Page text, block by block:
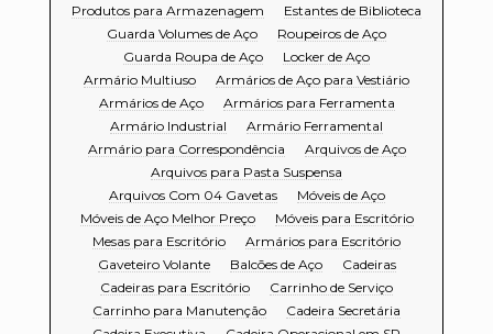
Produtos para Armazenagem
Estantes de Biblioteca
Guarda Volumes de Aço
Roupeiros de Aço
Guarda Roupa de Aço
Locker de Aço
Armário Multiuso
Armários de Aço para Vestiário
Armários de Aço
Armários para Ferramenta
Armário Industrial
Armário Ferramental
Armário para Correspondência
Arquivos de Aço
Arquivos para Pasta Suspensa
Arquivos Com 04 Gavetas
Móveis de Aço
Móveis de Aço Melhor Preço
Móveis para Escritório
Mesas para Escritório
Armários para Escritório
Gaveteiro Volante
Balcões de Aço
Cadeiras
Cadeiras para Escritório
Carrinho de Serviço
Carrinho para Manutenção
Cadeira Secretária